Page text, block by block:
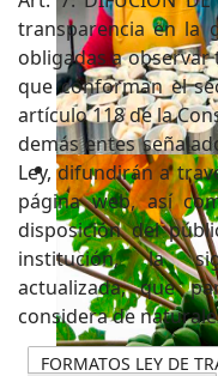
transparencia en la
obligadas a
que conforman el
artículo 118 de la
demás entes
Ley, difundirán a
página web, así
disposición del
institución, la
actualizada, que
considera de
FORMATOS LEY DE